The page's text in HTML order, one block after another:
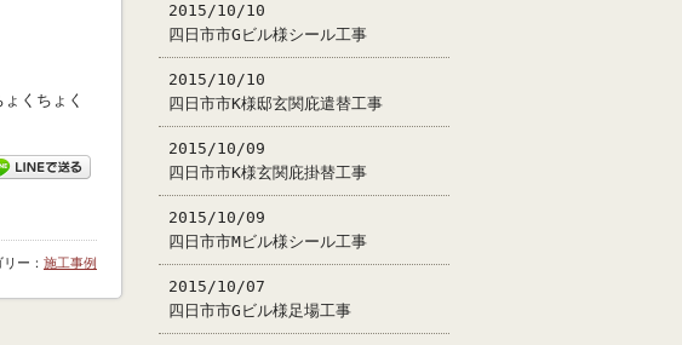
くちょく
ー： 施工事例
2015/10/10
四日市市Gビル様シール工事
2015/10/10
四日市市K様邸玄関庇遣替工事
2015/10/09
四日市市K様玄関庇掛替工事
2015/10/09
四日市市Mビル様シール工事
2015/10/07
四日市市Gビル様足場工事